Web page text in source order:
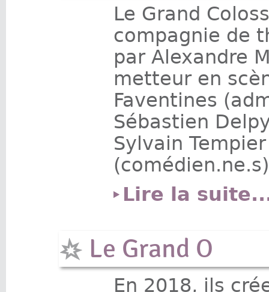
Le Grand
compagnie de
par Alexandre
metteur en
Faventines
Sébastien
Sylvain
Lire la
Le Grand O
En 2018, ils